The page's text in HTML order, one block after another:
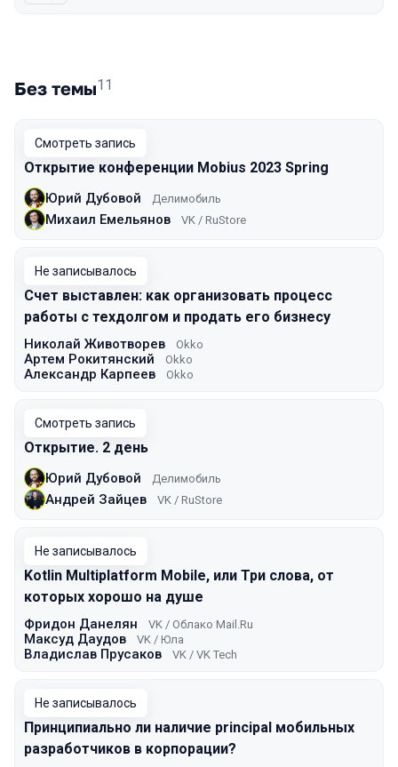
Без темы11
Смотреть запись
Открытие конференции Mobius 2023 Spring
Юрий Дубовой Делимобиль
Михаил Емельянов VK / RuStore
Не записывалось
Счет выставлен: как организовать процесс
работы с техдолгом и продать его бизнесу
Николай Животворев Okko
Артем Рокитянский Okko
Александр Карпеев Okko
Смотреть запись
Открытие. 2 день
Юрий Дубовой Делимобиль
Андрей Зайцев VK / RuStore
Не записывалось
Kotlin Multiplatform Mobile, или Три слова, от
которых хорошо на душе
Фридон Данелян VK / Облако Mail.Ru
Максуд Даудов VK / Юла
Владислав Прусаков VK / VK Tech
Не записывалось
Принципиально ли наличие principal мобильных
разработчиков в корпорации?